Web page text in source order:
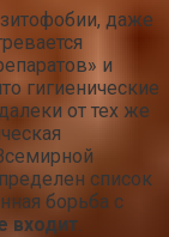
даже
и
гигиенические
от тех же
список
борьба с
входит.